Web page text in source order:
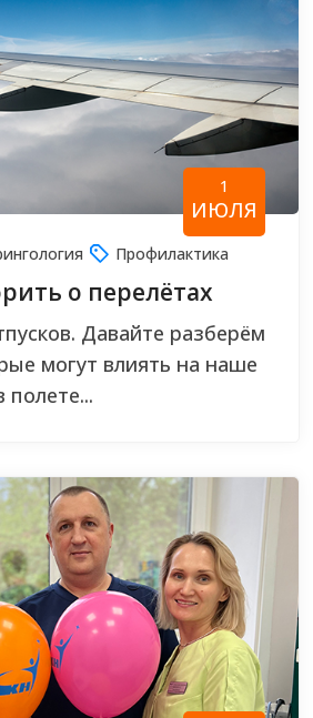
1
ИЮЛЯ
Профилактика
о перелётах
Давайте разберём
могут влиять на наше
полете...